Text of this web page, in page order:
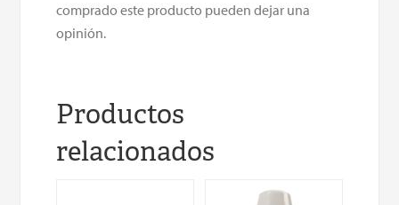
comprado este producto pueden dejar una
opinión.
Productos
relacionados